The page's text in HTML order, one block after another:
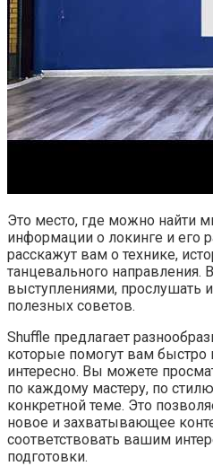
Это место, где можно найти
информации о локинге и его
расскажут вам о технике,
танцевального направления.
выступлениями, прослушать
полезных советов.
Shuffle предлагает
которые помогут вам быстро
интересно. Вы можете
по каждому мастеру, по
конкретной теме. Это
новое и захватывающее
соответствовать вашим
подготовки.